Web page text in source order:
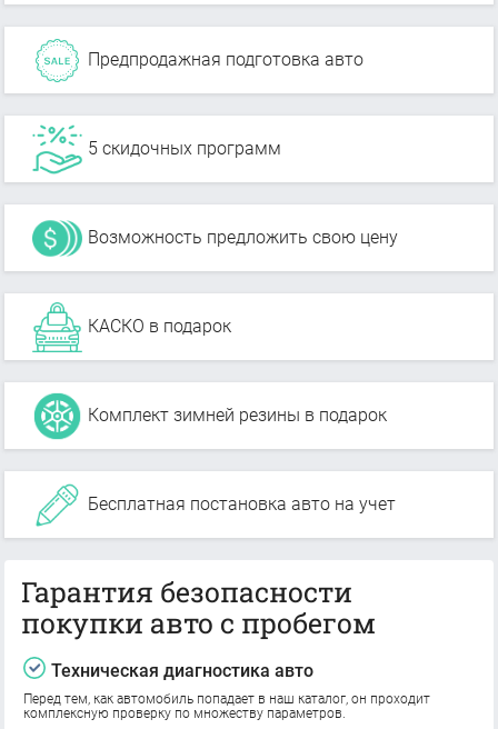
Предпродажная подготовка авто
5 скидочных программ
Возможность предложить свою цену
КАСКО в подарок
Комплект зимней резины в подарок
Бесплатная постановка авто на учет
Гарантия безопасности
покупки авто с пробегом
Техническая диагностика авто
Перед тем, как автомобиль попадает в наш каталог, он проходит
комплексную проверку по множеству параметров.